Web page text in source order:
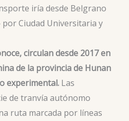
iría desde Belgrano
por Ciudad Universitaria y
circulan desde 2017 en
de la provincia de Hunan
experimental. Las
de tranvía autónomo
ruta marcada por líneas